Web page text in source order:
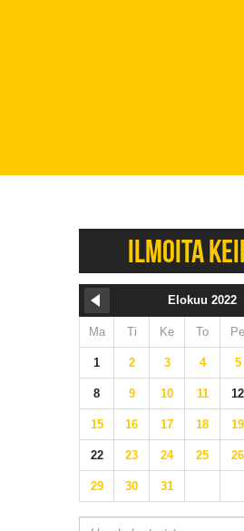
ILMOITA
Elokuu 2022
Ma Ti Ke To Pe
1 2 3 4 5
8 9 10 11 12
15 16 17 18 19
22 23 24 25 26
29 30 31